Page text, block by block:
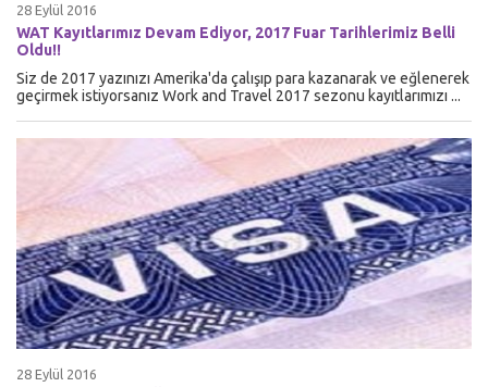
28 Eylül 2016
WAT Kayıtlarımız Devam Ediyor, 2017 Fuar Tarihlerimiz Belli
Oldu!!
Siz de 2017 yazınızı Amerika'da çalışıp para kazanarak ve eğlenerek
geçirmek istiyorsanız Work and Travel 2017 sezonu kayıtlarımızı ...
28 Eylül 2016